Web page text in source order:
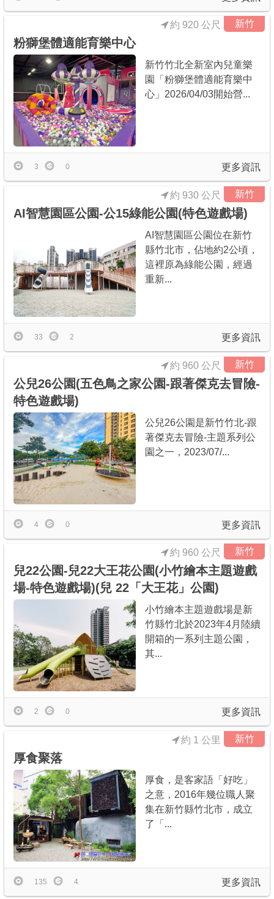
新竹
約 920 公尺
粉獅堡體適能育樂中心
新竹竹北全新室內兒童樂
園「粉獅堡體適能育樂中
心」2026/04/03開始營...
更多資訊
3 0
新竹
約 930 公尺
AI智慧園區公園-公15綠能公園(特色遊戲場)
AI智慧園區公園位在新竹
縣竹北市，佔地約2公頃，
這裡原為綠能公園，經過
重新...
更多資訊
33 2
新竹
約 960 公尺
公兒26公園(五色鳥之家公園-跟著傑克去冒險-
特色遊戲場)
公兒26公園是新竹竹北-跟
著傑克去冒險-主題系列公
園之一，2023/07/...
更多資訊
4 0
新竹
約 960 公尺
兒22公園-兒22大王花公園(小竹繪本主題遊戲
場-特色遊戲場)(兒 22「大王花」公園)
小竹繪本主題遊戲場是新
竹縣竹北於2023年4月陸續
開箱的一系列主題公園，
其...
更多資訊
2 0
新竹
約 1 公里
厚食聚落
厚食，是客家語「好吃」
之意，2016年幾位職人聚
集在新竹縣竹北市，成立
了「...
更多資訊
135 4